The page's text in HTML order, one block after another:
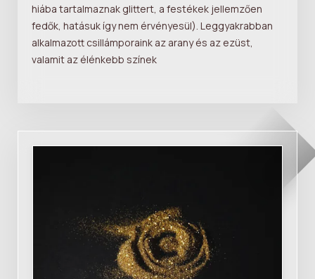
hiába tartalmaznak glittert, a festékek jellemzően
fedők, hatásuk így nem érvényesül). Leggyakrabban
alkalmazott csillámporaink az arany és az ezüst,
valamit az élénkebb színek